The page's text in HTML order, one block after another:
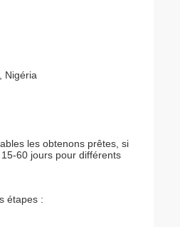
Nigéria
les obtenons prêtes, si
60 jours pour différents
étapes :